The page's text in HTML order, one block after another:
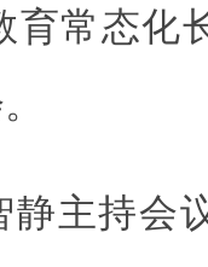
育常态化
静主持会